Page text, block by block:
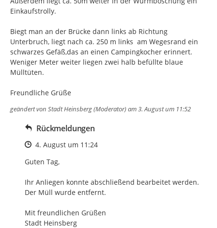
Einkaufstrolly.
Biegt man an der Brücke dann links ab Richtung
Unterbruch, liegt nach ca. 250 m links  am Wegesrand ein
schwarzes Gefäß,das an einen Campingkocher erinnert.
Weniger Meter weiter liegen zwei halb befüllte blaue
Mülltüten.
Freundliche Grüße
geändert von Stadt Heinsberg (Moderator)am 3. August um 11:52
Rückmeldungen
Zeitpunkt des Erstellens
4. August um 11:24
Guten Tag,
Ihr Anliegen konnte abschließend bearbeitet werden.
Der Müll wurde entfernt.
Mit freundlichen Grüßen
Stadt Heinsberg